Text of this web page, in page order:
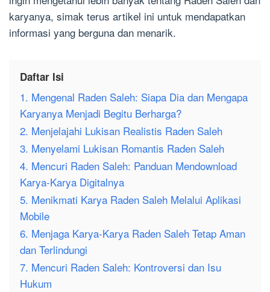
karyanya, simak terus artikel ini untuk mendapatkan
informasi yang berguna dan menarik.
Daftar Isi
1. Mengenal Raden Saleh: Siapa Dia dan Mengapa
Karyanya Menjadi Begitu Berharga?
2. Menjelajahi Lukisan Realistis Raden Saleh
3. Menyelami Lukisan Romantis Raden Saleh
4. Mencuri Raden Saleh: Panduan Mendownload
Karya-Karya Digitalnya
5. Menikmati Karya Raden Saleh Melalui Aplikasi
Mobile
6. Menjaga Karya-Karya Raden Saleh Tetap Aman
dan Terlindungi
7. Mencuri Raden Saleh: Kontroversi dan Isu
Hukum